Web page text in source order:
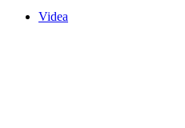
Videa